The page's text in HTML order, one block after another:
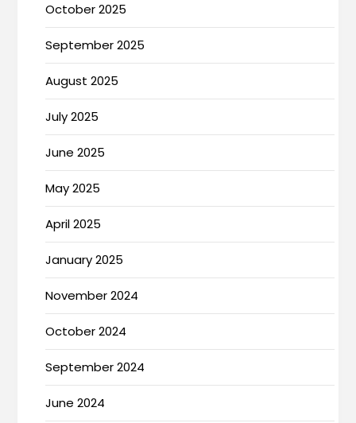
October 2025
September 2025
August 2025
July 2025
June 2025
May 2025
April 2025
January 2025
November 2024
October 2024
September 2024
June 2024